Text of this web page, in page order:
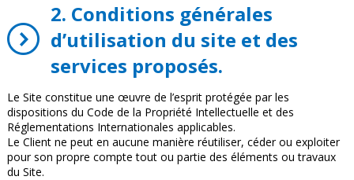
2. Conditions générales
d’utilisation du site et des
services proposés.
Le Site constitue une œuvre de l’esprit protégée par les
dispositions du Code de la Propriété Intellectuelle et des
Réglementations Internationales applicables.
Le Client ne peut en aucune manière réutiliser, céder ou exploiter
pour son propre compte tout ou partie des éléments ou travaux
du Site.